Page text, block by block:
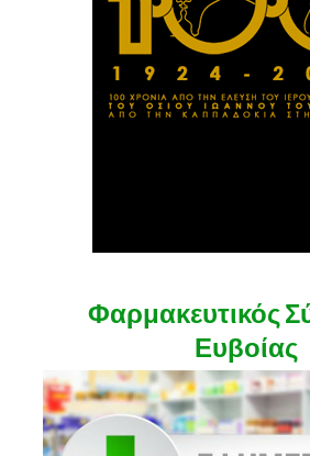
Φαρμακευτικός
Ευβοίας